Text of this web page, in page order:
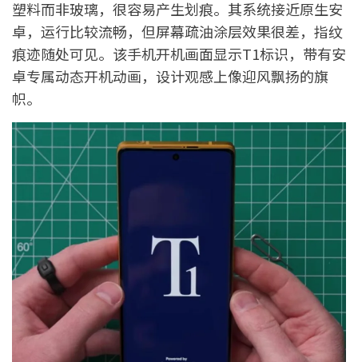
塑料而非玻璃，很容易产生划痕。其系统接近原生安
卓，运行比较流畅，但屏幕疏油涂层效果很差，指纹
痕迹随处可见。该手机开机画面显示T1标识，带有安
卓专属动态开机动画，设计观感上像迎风飘扬的旗
帜。